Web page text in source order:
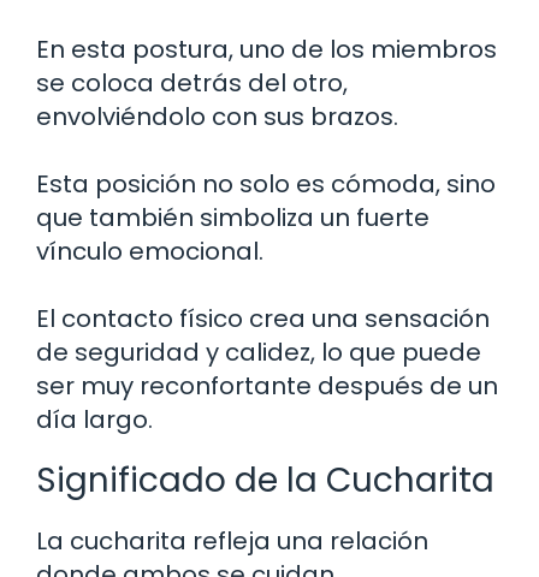
En esta postura, uno de los miembros
se coloca detrás del otro,
envolviéndolo con sus brazos.
Esta posición no solo es cómoda, sino
que también simboliza un fuerte
vínculo emocional.
El contacto físico crea una sensación
de seguridad y calidez, lo que puede
ser muy reconfortante después de un
día largo.
Significado de la Cucharita
La cucharita refleja una relación